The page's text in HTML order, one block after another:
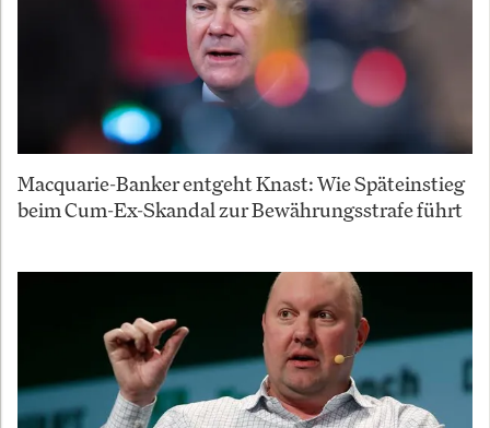
Macquarie-Banker entgeht Knast: Wie Späteinstieg
beim Cum-Ex-Skandal zur Bewährungsstrafe führt